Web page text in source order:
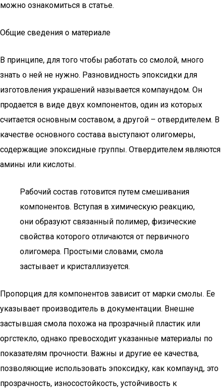
можно ознакомиться в статье.
Общие сведения о материале
В принципе, для того чтобы работать со смолой, много
знать о ней не нужно. Разновидность эпоксидки для
изготовления украшений называется компаундом. Он
продается в виде двух компонентов, один из которых
считается основным составом, а другой – отвердителем. В
качестве основного состава выступают олигомеры,
содержащие эпоксидные группы. Отвердителем являются
амины или кислоты.
Рабочий состав готовится путем смешивания
компонентов. Вступая в химическую реакцию,
они образуют связанный полимер, физические
свойства которого отличаются от первичного
олигомера. Простыми словами, смола
застывает и кристаллизуется.
Пропорция для компонентов зависит от марки смолы. Ее
указывает производитель в документации. Внешне
застывшая смола похожа на прозрачный пластик или
оргстекло, однако превосходит указанные материалы по
показателям прочности. Важны и другие ее качества,
позволяющие использовать эпоксидку, как компаунд, это
прозрачность, износостойкость, устойчивость к